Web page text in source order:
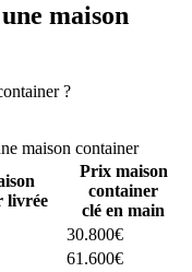
maison
?
maison container
livrée
Prix maison
container
clé en main
30.800€
61.600€